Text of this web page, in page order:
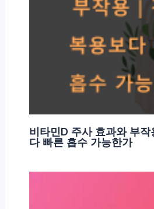
비타민D 주사 효과와 부
다 빠른 흡수 가능한가